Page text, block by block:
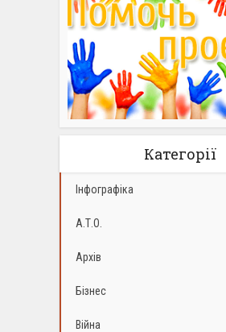
Категорії
Інфографіка
А.Т.О.
Архів
Бізнес
Війна